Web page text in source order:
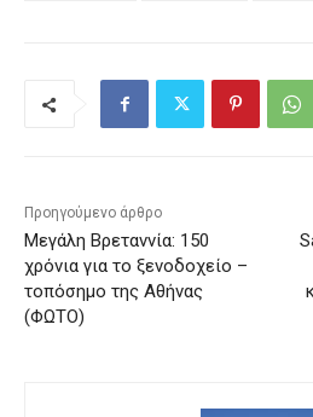
Προηγούμενο άρθρο
Μεγάλη Βρεταννία: 150
χρόνια για το ξενοδοχείο –
τοπόσημο της Αθήνας
(ΦΩΤΟ)